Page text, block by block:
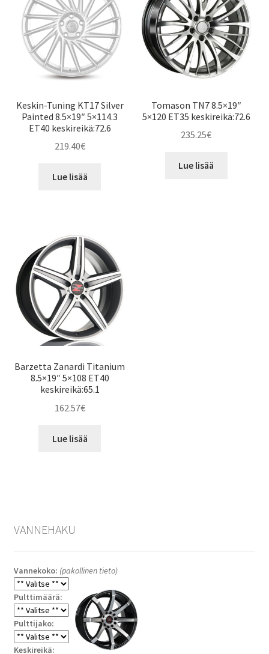
Keskin-Tuning KT17 Silver
Painted 8.5×19″ 5×114.3
ET40 keskireikä:72.6
219.40€
Lue lisää
Tomason TN7 8.5×19″
5×120 ET35 keskireikä:72.6
235.25€
Lue lisää
Barzetta Zanardi Titanium
8.5×19″ 5×108 ET40
keskireikä:65.1
162.57€
Lue lisää
VANNEHAKU
Vannekoko: (pakollinen tieto)
Pulttimäärä:
Pulttijako:
Keskireikä: